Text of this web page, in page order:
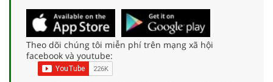
Theo dõi chúng tôi miễn phí trên mạng xã hội
facebook và youtube: